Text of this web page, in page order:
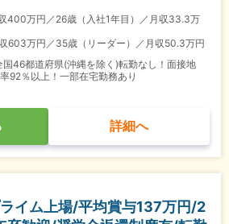
400万円／26歳（入社1年目）／月収33.3万
603万円／35歳（リーダー）／月収50.3万円
46都道府県(沖縄を除く)転勤なし！面接地
92％以上！一部在宅勤務あり
詳細へ
ライム上場/平均賞与137万円/2